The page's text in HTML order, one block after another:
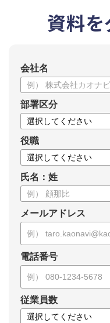
資料を
会社名
部署区分
役職
氏名：姓
メールアドレス
電話番号
従業員数